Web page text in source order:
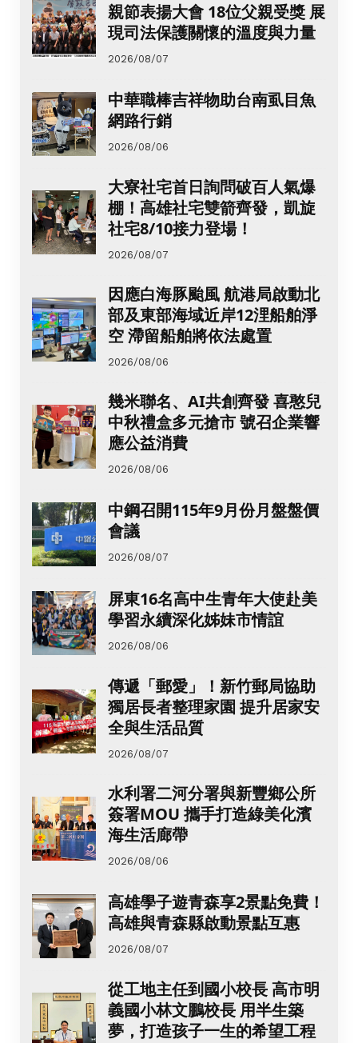
親節表揚大會 18位父親受獎 展
現司法保護關懷的溫度與力量
2026/08/07
中華職棒吉祥物助台南虱目魚
網路行銷
2026/08/06
大寮社宅首日詢問破百人氣爆
棚！高雄社宅雙箭齊發，凱旋
社宅8/10接力登場！
2026/08/07
因應白海豚颱風 航港局啟動北
部及東部海域近岸12浬船舶淨
空 滯留船舶將依法處置
2026/08/06
幾米聯名、AI共創齊發 喜憨兒
中秋禮盒多元搶市 號召企業響
應公益消費
2026/08/06
中鋼召開115年9月份月盤盤價
會議
2026/08/07
屏東16名高中生青年大使赴美
學習永續深化姊妹市情誼
2026/08/06
傳遞「郵愛」！新竹郵局協助
獨居長者整理家園 提升居家安
全與生活品質
2026/08/07
水利署二河分署與新豐鄉公所
簽署MOU 攜手打造綠美化濱
海生活廊帶
2026/08/06
高雄學子遊青森享2景點免費！
高雄與青森縣啟動景點互惠
2026/08/07
從工地主任到國小校長 高市明
義國小林文鵬校長 用半生築
夢，打造孩子一生的希望工程